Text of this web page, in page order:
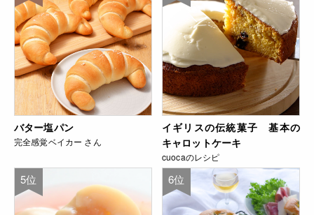
バター塩パン
完全感覚ベイカー さん
イギリスの伝統菓子 基本の
キャロットケーキ
cuocaのレシピ
5位 6位